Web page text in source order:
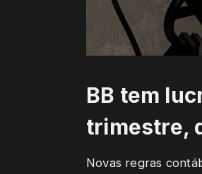
BB tem
trimestre,
Novas regras